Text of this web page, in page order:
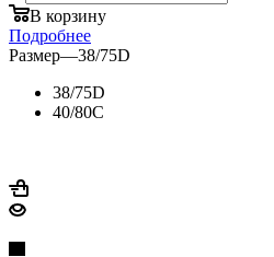
В корзину
Подробнее
Размер—38/75D
38/75D
40/80C